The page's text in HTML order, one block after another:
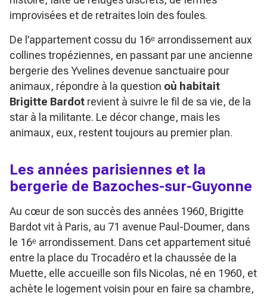
improvisées et de retraites loin des foules.
De l’appartement cossu du 16ᵉ arrondissement aux
collines tropéziennes, en passant par une ancienne
bergerie des Yvelines devenue sanctuaire pour
animaux, répondre à la question où habitait
Brigitte Bardot revient à suivre le fil de sa vie, de la
star à la militante. Le décor change, mais les
animaux, eux, restent toujours au premier plan.
Les années parisiennes et la
bergerie de Bazoches-sur-Guyonne
Au cœur de son succès des années 1960, Brigitte
Bardot vit à Paris, au 71 avenue Paul-Doumer, dans
le 16ᵉ arrondissement. Dans cet appartement situé
entre la place du Trocadéro et la chaussée de la
Muette, elle accueille son fils Nicolas, né en 1960, et
achète le logement voisin pour en faire sa chambre,